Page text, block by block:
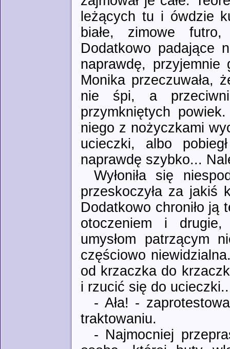
leżących tu i ówdzie
białe, zimowe
Dodatkowo padające
naprawdę,
Monika przeczuwała,
nie śpi, a
przymkniętych
niego z nożyczkami
ucieczki, albo
naprawdę szybko...
Wyłoniła się
przeskoczyła za jakiś
Dodatkowo chroniło
otoczeniem i drugie,
umysłom patrzącym
częściowo
od krzaczka do
i rzucić się do
- Ała! -
traktowaniu.
- Najmocniej